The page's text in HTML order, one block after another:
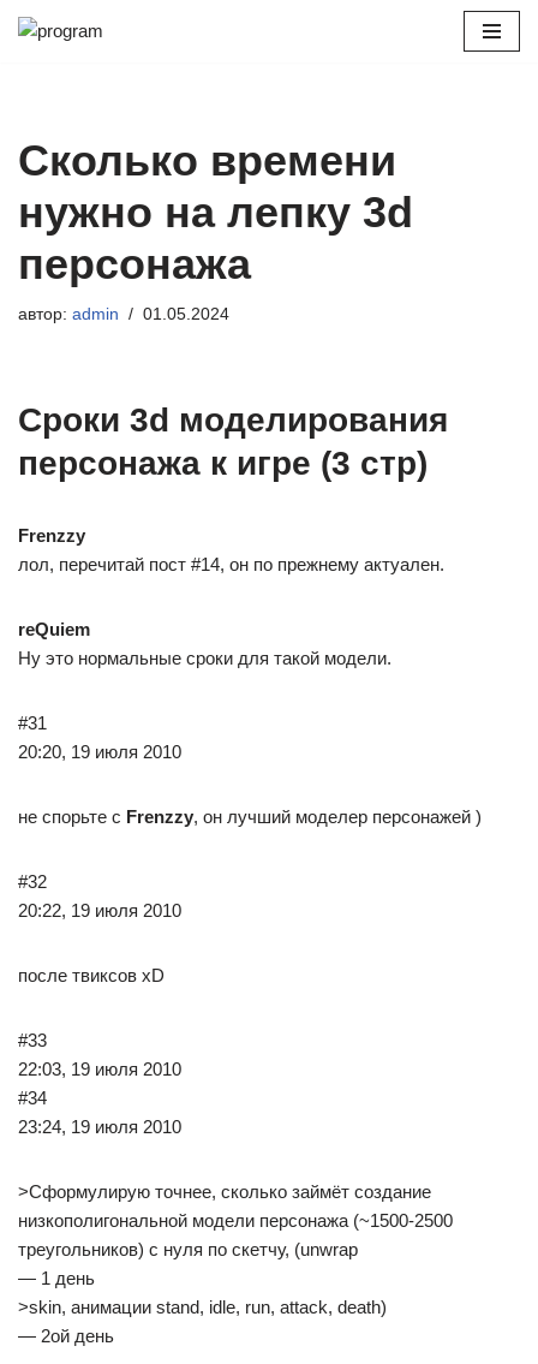
Сколько времени
нужно на лепку 3d
персонажа
автор: admin 01.05.2024
Сроки 3d моделирования
персонажа к игре (3 стр)
Frenzzy
лол, перечитай пост #14, он по прежнему актуален.
reQuiem
Ну это нормальные сроки для такой модели.
#31
20:20, 19 июля 2010
не спорьте с Frenzzy, он лучший моделер персонажей )
#32
20:22, 19 июля 2010
после твиксов xD
#33
22:03, 19 июля 2010
#34
23:24, 19 июля 2010
>Сформулирую точнее, сколько займёт создание
низкополигональной модели персонажа (~1500-2500
треугольников) с нуля по скетчу, (unwrap
— 1 день
>skin, анимации stand, idle, run, attack, death)
— 2ой день